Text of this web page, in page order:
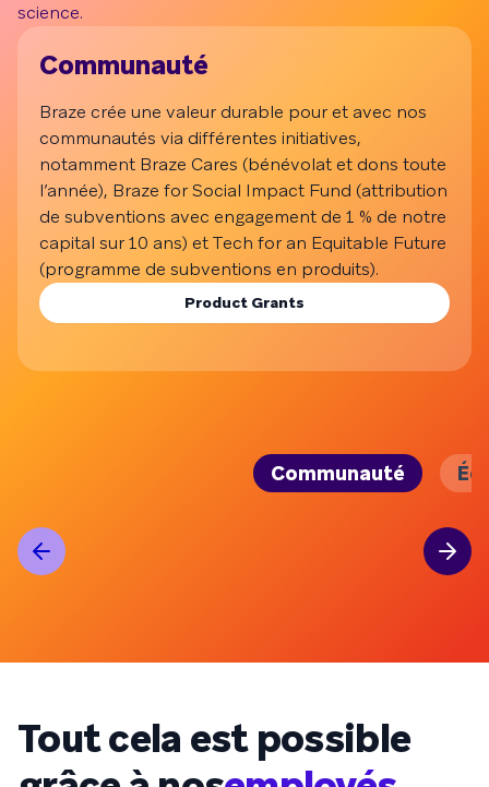
science.
Communauté
Braze crée une valeur durable pour et avec nos
communautés via différentes initiatives,
notamment Braze Cares (bénévolat et dons toute
l’année), Braze for Social Impact Fund (attribution
de subventions avec engagement de 1 % de notre
capital sur 10 ans) et Tech for an Equitable Future
(programme de subventions en produits).
Product Grants
Communauté
Tout cela est possible